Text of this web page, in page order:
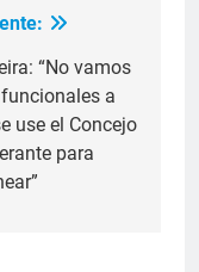
“No vamos
a
use el Concejo
para